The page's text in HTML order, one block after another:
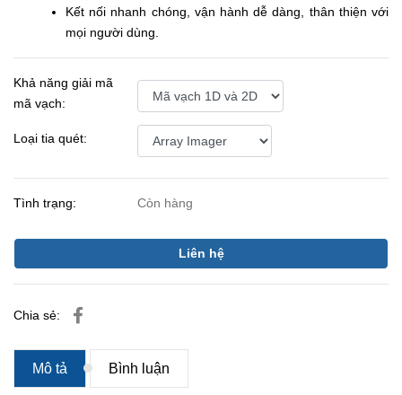
Kết nối nhanh chóng, vận hành dễ dàng, thân thiện với
mọi người dùng.
Khả năng giải mã
mã vạch:
Loại tia quét:
Tình trạng: Còn hàng
Liên hệ
Chia sẻ:
Mô tả Bình luận